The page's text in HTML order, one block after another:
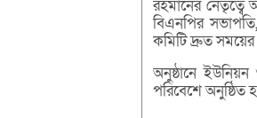
রহমানের
বিএনপির
কমিটি দ্রুত সময়ের
অনুষ্ঠানে
পরিবেশে অনুষ্ঠিত